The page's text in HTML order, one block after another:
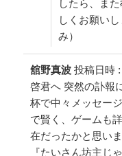
しくお願い
み）
舘野真波投稿日時 :
啓君へ 突然の訃報
杯で中々メッセー
で賢く、ゲームも
在だったかと思い
『たいさん坊主じ